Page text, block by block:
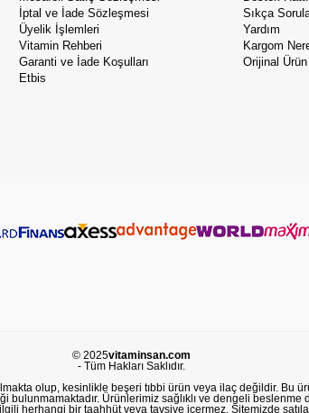
İptal ve İade Sözleşmesi
Üyelik İşlemleri
Vitamin Rehberi
Garanti ve İade Koşulları
Etbis
Sıkça
Yardım
Kargom
Orijinal
© 2025vitaminsan.com
- Tüm Hakları Saklıdır.
olup, kesinlikle beşeri tıbbi ürün veya ilaç değildir. Bu
Ürünlerimiz sağlıklı ve dengeli
herhangi bir taahhüt veya tavsiye içermez. Sitemizde